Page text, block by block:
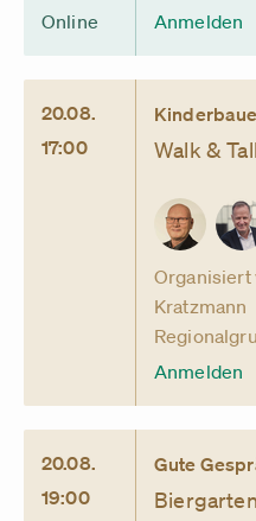
Online
Anmelden
20.08.
17:00
Walk &
Organisiert
Kratzmann
Anmelden
20.08.
19:00
Gute